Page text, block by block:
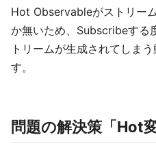
Hot Observableがストリー
か無いため、Subscribeする
トリームが生成されてしま
す。
問題の解決策「Hot変